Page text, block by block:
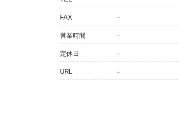
FAX －
営業時間 －
定休日 －
URL －